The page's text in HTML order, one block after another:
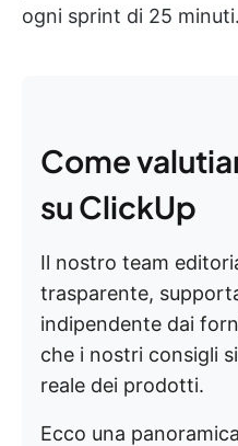
ogni sprint di 25 minuti.
Come
su ClickUp
Il nostro team
trasparente,
indipendente dai
che i nostri consigli
reale dei prodotti.
Ecco una